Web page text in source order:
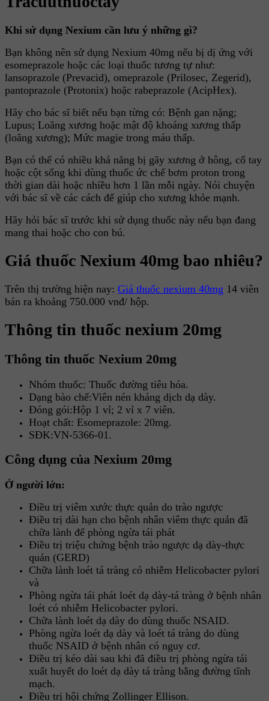
Khi sử dụng Nexium cần lưu ý những gì?
Bạn không nên sử dụng Nexium 40mg nếu bị dị ứng với
esomeprazole hoặc các loại thuốc tương tự như:
lansoprazole (Prevacid), omeprazole (Prilosec, Zegerid),
pantoprazole (Protonix) hoặc rabeprazole (AcipHex).
Hãy cho bác sĩ biết nếu bạn từng có: Bệnh gan nặng;
Lupus; Loãng xương hoặc mật độ khoáng xương thấp
(loãng xương); Mức magie trong máu thấp.
Bạn có thể có nhiều khả năng bị gãy xương ở hông, cổ tay
hoặc cột sống khi dùng thuốc ức chế bơm proton trong
thời gian dài hoặc nhiều hơn 1 lần mỗi ngày. Nói chuyện
với bác sĩ về các cách để giúp cho xương khỏe mạnh.
Hãy hỏi bác sĩ trước khi sử dụng thuốc này nếu bạn đang
mang thai hoặc cho con bú.
Giá thuốc Nexium 40mg bao nhiêu?
Trên thị trường hiện nay: Giá thuốc nexium 40mg 14 viên
bán ra khoảng 750.000 vnđ/ hộp.
Thông tin thuốc nexium 20mg
Thông tin thuốc Nexium 20mg
Nhóm thuốc: Thuốc đường tiêu hóa.
Dạng bào chế:Viên nén kháng dịch dạ dày.
Đóng gói:Hộp 1 vỉ; 2 vỉ x 7 viên.
Hoạt chất: Esomeprazole: 20mg.
SĐK:VN-5366-01.
Công dụng của Nexium 20mg
Ở người lớn:
Điều trị viêm xước thực quản do trào ngược
Điều trị dài hạn cho bệnh nhân viêm thực quản đã
chữa lành để phòng ngừa tái phát
Điều trị triệu chứng bệnh trào ngược dạ dày-thực
quản (GERD)
Chữa lành loét tá tràng có nhiễm Helicobacter pylori
và
Phòng ngừa tái phát loét dạ dày-tá tràng ở bệnh nhân
loét có nhiễm Helicobacter pylori.
Chữa lành loét dạ dày do dùng thuốc NSAID.
Phòng ngừa loét dạ dày và loét tá tràng do dùng
thuốc NSAID ở bệnh nhân có nguy cơ.
Điều trị kéo dài sau khi đã điều trị phòng ngừa tái
xuất huyết do loét dạ dày tá tràng bằng đường tĩnh
mạch.
Điều trị hội chứng Zollinger Ellison.